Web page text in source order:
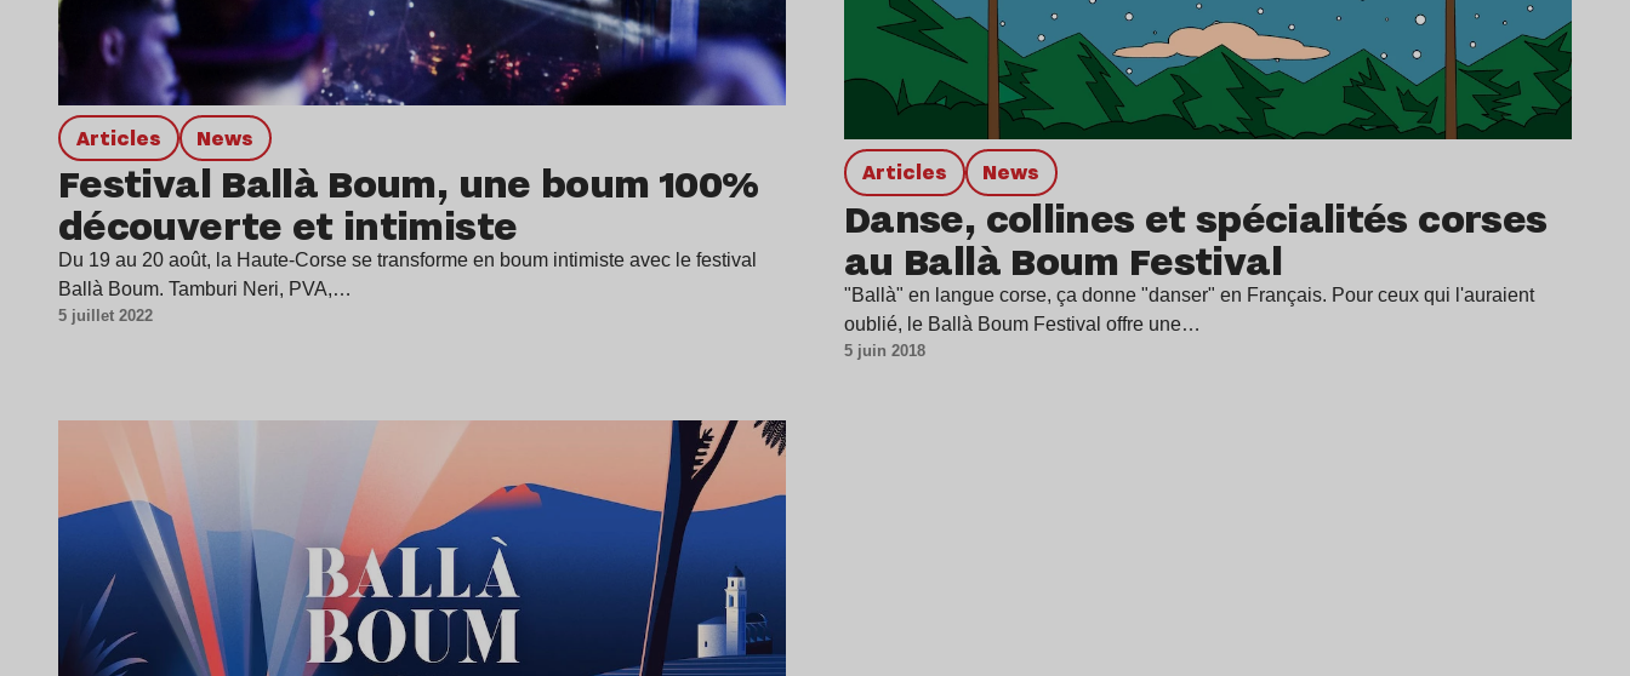
Articles news
Festival Ballà Boum, une boum 100%
découverte et intimiste
Du 19 au 20 août, la Haute-Corse se transforme en boum intimiste avec le festival
Ballà Boum. Tamburi Neri, PVA,…
5 juillet 2022
Articles news
Danse, collines et spécialités corses
au Ballà Boum Festival
"Ballà" en langue corse, ça donne "danser" en Français. Pour ceux qui l'auraient
oublié, le Ballà Boum Festival offre une…
5 juin 2018